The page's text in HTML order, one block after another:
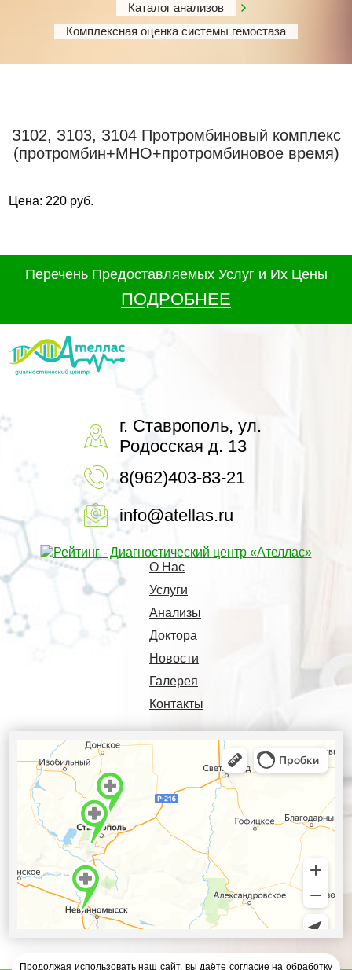
Каталог анализов
Комплексная оценка системы гемостаза
З102, З103, З104 Протромбиновый комплекс
(протромбин+МНО+протромбиновое время)
Цена: 220 руб.
Перечень Предоставляемых Услуг и Их Цены
ПОДРОБНЕЕ
г. Ставрополь, ул.
Родосская д. 13
8(962)403-83-21
info@atellas.ru
О Нас
Услуги
Анализы
Доктора
Новости
Галерея
Контакты
Продолжая использовать наш сайт, вы даёте согласие на обработку